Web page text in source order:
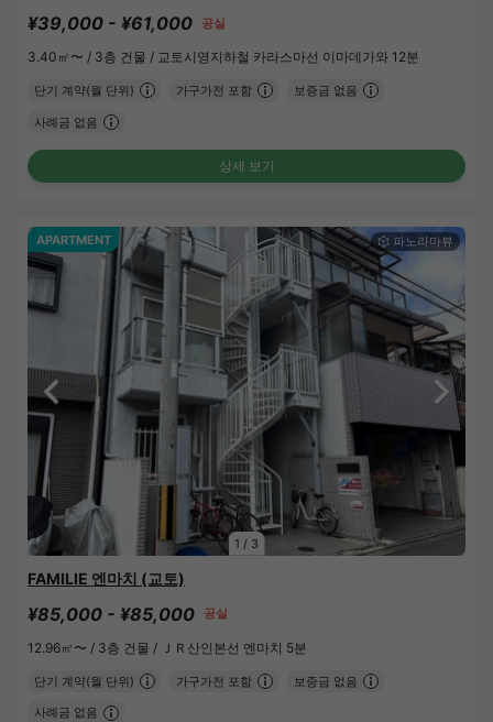
¥39,000 - ¥61,000 공실
3.40㎡〜 / 3층 건물 / 교토시영지하철 카라스마선 이마데가와 12분
단기 계약(월 단위) 가구가전 포함 보증금 없음
사례금 없음
상세 보기
1 / 3
APARTMENT
FAMILIE 엔마치 (교토)
¥85,000 - ¥85,000 공실
12.96㎡〜 / 3층 건물 / ＪＲ산인본선 엔마치 5분
단기 계약(월 단위) 가구가전 포함 보증금 없음
사례금 없음